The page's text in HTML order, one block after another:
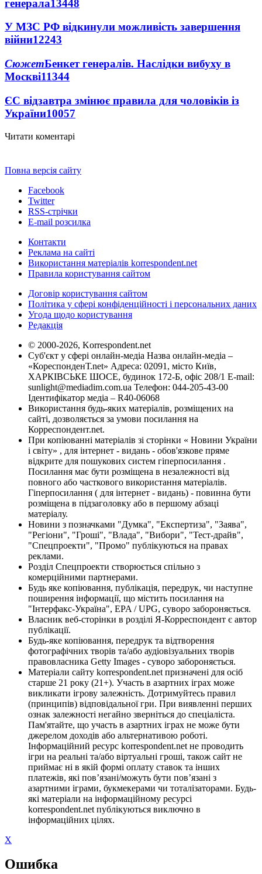
генерала13448
У МЗС РФ відкинули можливість завершення
війни12243
СюжетБенкет генералів. Наслідки вибуху в
Москві11344
ЄС відзавтра змінює правила для чоловіків із
України10057
Читати коментарі
Повна версія сайту
Facebook
Twitter
RSS-стрічки
E-mail розсилка
Контакти
Реклама на сайті
Використання матеріалів korrespondent.net
Правила користування сайтом
Договір користування сайтом
Політика у сфері конфіденційності і персональних даних
Угода щодо користування
Редакція
© 2000-2026, Korrespondent.net
Суб'єкт у сфері онлайн-медіа Назва онлайн-медіа –
«КореспонденТ.net» Адреса: 02091, місто Київ,
ХАРКІВСЬКЕ ШОСЕ, будинок 172-Б, офіс 208/1 E-mail:
sunlight@mediadim.com.ua Телефон: 044-205-43-00
Ідентифікатор медіа – R40-06068
Використання будь-яких матеріалів, розміщених на
сайті, дозволяється за умови посилання на
Корреспондент.net.
При копіюванні матеріалів зі сторінки « Новини України
і світу» , для інтернет - видань - обов'язкове пряме
відкрите для пошукових систем гіперпосилання .
Посилання має бути розміщена в незалежності від
повного або часткового використання матеріалів.
Гіперпосилання ( для інтернет - видань) - повинна бути
розміщена в підзаголовку або в першому абзаці
матеріалу.
Новини з позначками "Думка", "Експертиза", "Заява",
"Регіони", "Гроші", "Влада", "Вибори", "Тест-драйв",
"Спецпроекти", "Промо" публікуються на правах
реклами.
Розділ Спецпроекти створюється спільно з
комерційними партнерами.
Будь яке копіювання, публікація, передрук, чи наступне
поширення інформації, що містить посилання на
"Інтерфакс-Україна", EPA / UPG, суворо забороняється.
Власник веб-сторінки в розділі Я-Корреспондент є автор
публікації.
Будь-яке копіювання, передрук та відтворення
фотографічних творів та/або аудіовізуальних творів
правовласника Getty Images - суворо забороняється.
Матеріали сайту korrespondent.net призначені для осіб
старше 21 року (21+). Участь в азартних іграх може
викликати ігрову залежність. Дотримуйтесь правил
(принципів) відповідальної гри. При виявленні перших
ознак залежності негайно зверніться до спеціаліста.
Пам'ятайте, що участь в азартних іграх не може бути
джерелом доходів або альтернативою роботі.
Інформаційний ресурс korrespondent.net не проводить
ігри на реальні та/або віртуальні гроші, також сайт не
приймає ні в якій формі оплату ставок та інших
платежів, які пов’язані/можуть бути пов’язані з
азартними іграми, букмекерами чи тоталізаторами. Будь-
які матеріали на інформаційному ресурсі
korrespondent.net публікуються виключно в
інформаційних цілях.
X
Ошибка